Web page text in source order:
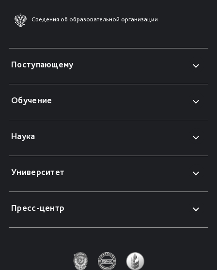
Сведения об образовательной организации
Поступающему
Обучение
Наука
Университет
Пресс-центр